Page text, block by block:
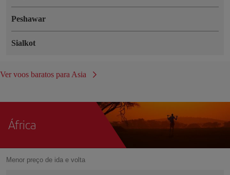
Peshawar
Sialkot
Ver voos baratos para Asia
África
Menor preço de ida e volta